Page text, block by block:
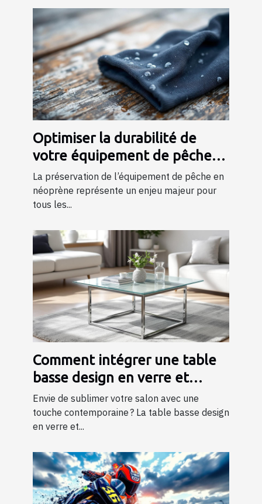
Optimiser la durabilité de
votre équipement de pêche
en néoprène
La préservation de l’équipement de pêche en
néoprène représente un enjeu majeur pour
tous les...
Comment intégrer une table
basse design en verre et
métal dans votre salon ?
Envie de sublimer votre salon avec une
touche contemporaine ? La table basse design
en verre et...